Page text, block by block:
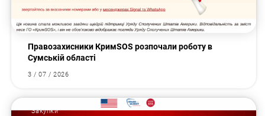
Правозахисники КримSOS розпочали роботу в
Сумській області
3 / 07 / 2026
Закупки